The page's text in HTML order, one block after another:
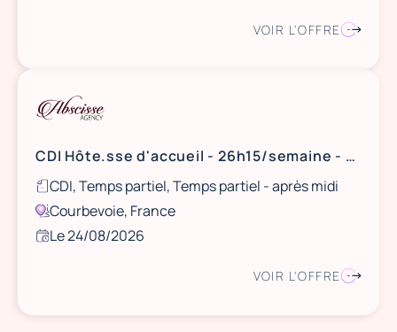
VOIR L'OFFRE
CDI Hôte.sse d'accueil - 26h15/semaine - Courbevoie
CDI, Temps partiel, Temps partiel - après midi
Courbevoie, France
Le 24/08/2026
VOIR L'OFFRE